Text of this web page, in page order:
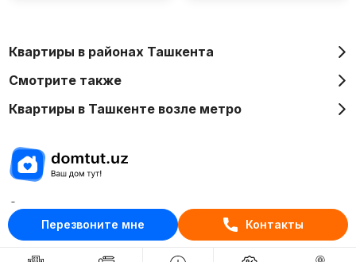
Перезвоните мне Контакты
Квартиры в районах Ташкента
Смотрите также
Квартиры в Ташкенте возле метро
Отдел рекламы
+998 (78) 113-20-86